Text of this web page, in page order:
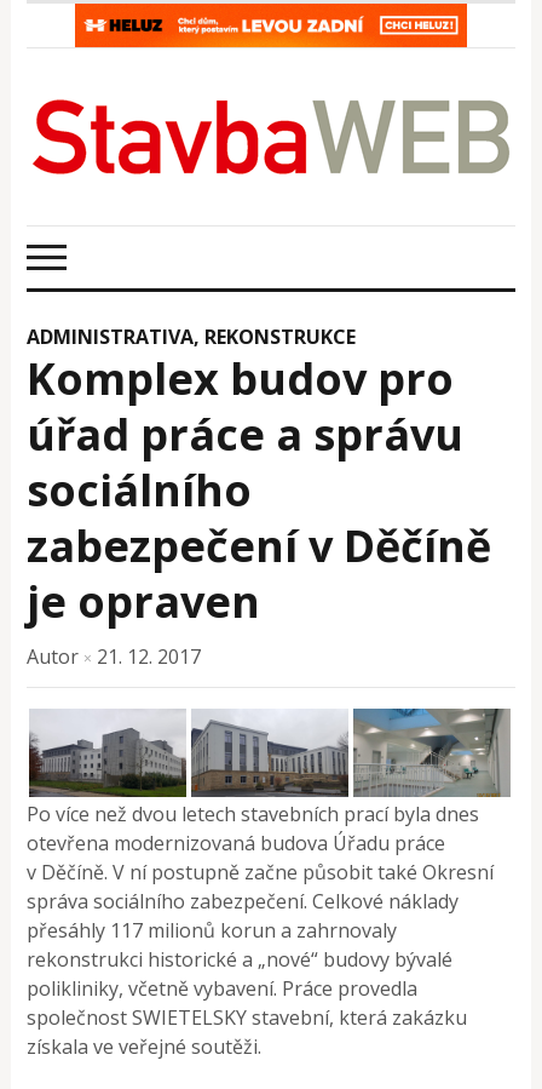
ADMINISTRATIVA, REKONSTRUKCE
Komplex budov pro
úřad práce a správu
sociálního
zabezpečení v Děčíně
je opraven
Autor × 21. 12. 2017
Po více než dvou letech stavebních prací byla dnes
otevřena modernizovaná budova Úřadu práce
v Děčíně. V ní postupně začne působit také Okresní
správa sociálního zabezpečení. Celkové náklady
přesáhly 117 milionů korun a zahrnovaly
rekonstrukci historické a „nové“ budovy bývalé
polikliniky, včetně vybavení. Práce provedla
společnost SWIETELSKY stavební, která zakázku
získala ve veřejné soutěži.